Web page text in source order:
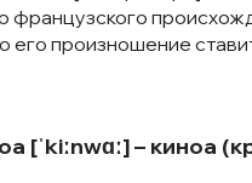
французского
его произношение
[ˈkiːnwɑː] – киноа